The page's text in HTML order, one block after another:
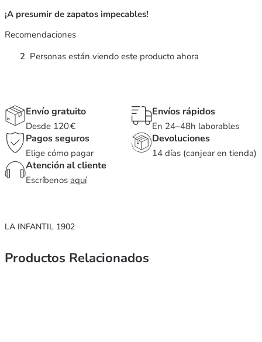
¡A presumir de zapatos impecables!
Recomendaciones
2 Personas están viendo este producto ahora
Envío gratuito
Desde 120 €
Envíos rápidos
En 24–48h laborables
Pagos seguros
Elige cómo pagar
Devoluciones
14 días (canjear en tienda)
Atención al cliente
Escríbenos aquí
LA INFANTIL 1902
Productos Relacionados